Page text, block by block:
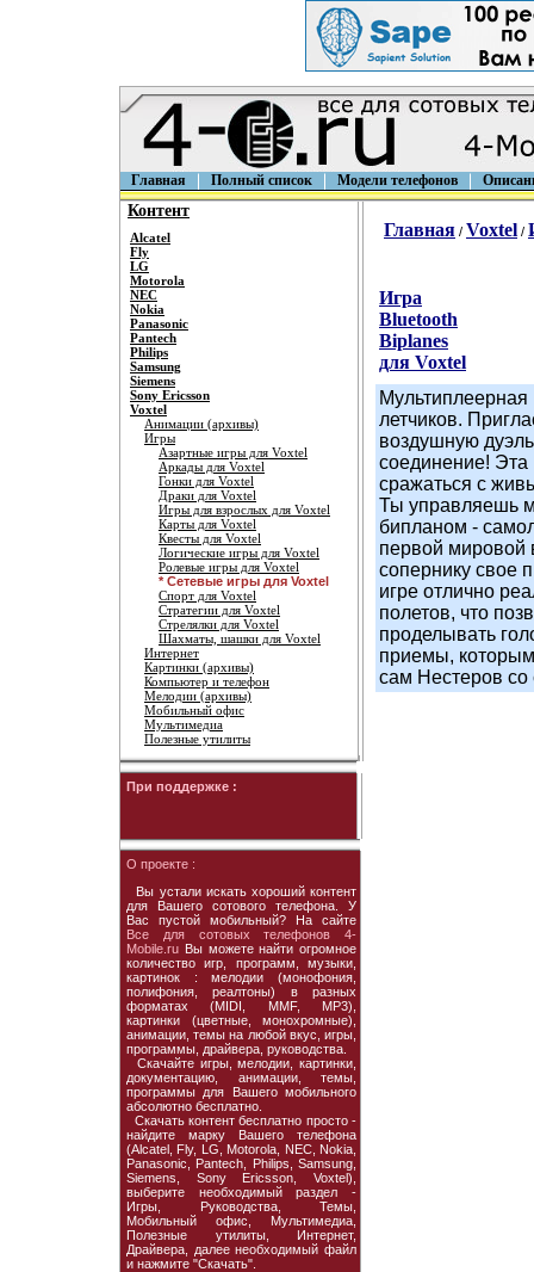
Главная Полный список Модели телефонов
Контент
Alcatel
Fly
LG
Motorola
NEC
Nokia
Panasonic
Pantech
Philips
Samsung
Siemens
Sony Ericsson
Voxtel
Анимации (архивы)
Игры
Азартные игры для Voxtel
Аркады для Voxtel
Гонки для Voxtel
Драки для Voxtel
Игры для взрослых для Voxtel
Карты для Voxtel
Квесты для Voxtel
Логические игры для Voxtel
Ролевые игры для Voxtel
* Сетевые игры для Voxtel
Спорт для Voxtel
Стратегии для Voxtel
Стрелялки для Voxtel
Шахматы, шашки для Voxtel
Интернет
Картинки (архивы)
Компьютер и телефон
Мелодии (архивы)
Мобильный офис
Мультимедиа
Полезные утилиты
При поддержке :
О проекте :
Вы устали искать хороший контент
для Вашего сотового телефона. У
Вас пустой мобильный? На сайте
Все для сотовых телефонов 4-
Mobile.ru Вы можете найти огромное
количество игр, программ, музыки,
картинок : мелодии (монофония,
полифония, реалтоны) в разных
форматах (MIDI, MMF, MP3),
картинки (цветные, монохромные),
анимации, темы на любой вкус, игры,
программы, драйвера, руководства.
Скачайте игры, мелодии, картинки,
документацию, анимации, темы,
программы для Вашего мобильного
абсолютно бесплатно.
Скачать контент бесплатно просто -
найдите марку Вашего телефона
(Alcatel, Fly, LG, Motorola, NEC, Nokia,
Panasonic, Pantech, Philips, Samsung,
Siemens, Sony Ericsson, Voxtel),
выберите необходимый раздел -
Игры, Руководства, Темы,
Мобильный офис, Мультимедиа,
Полезные утилиты, Интернет,
Драйвера, далее необходимый файл
и нажмите "Скачать".
Главная / Voxtel /
Игра
Bluetooth
Biplanes
для Voxtel
Мультиплеерная
летчиков.
воздушную
соединение! Эта
сражаться с
Ты управляешь
бипланом -
первой
сопернику свое
игре отлично
полетов, что
проделывать
приемы,
сам Нестеров со